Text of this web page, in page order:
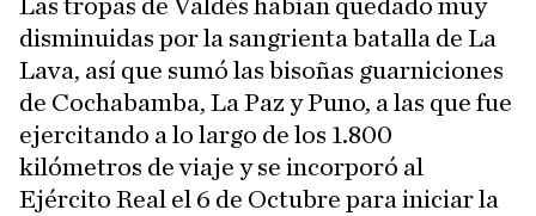
Las tropas de Valdés habían quedado muy
disminuidas por la sangrienta batalla de La
Lava, así que sumó las bisoñas guarniciones
de Cochabamba, La Paz y Puno, a las que fue
ejercitando a lo largo de los 1.800
kilómetros de viaje y se incorporó al
Ejército Real el 6 de Octubre para iniciar la